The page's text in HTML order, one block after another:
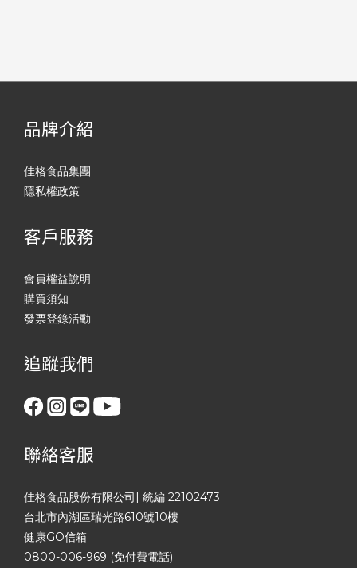
品牌介紹
佳格食品集團
隱私權政策
客戶服務
會員權益說明
購買須知
發票登錄活動
追蹤我們
聯絡客服
佳格食品股份有限公司| 統編 22102473
台北市內湖區瑞光路610號10樓
健康GO信箱
0800-006-969 (免付費電話)